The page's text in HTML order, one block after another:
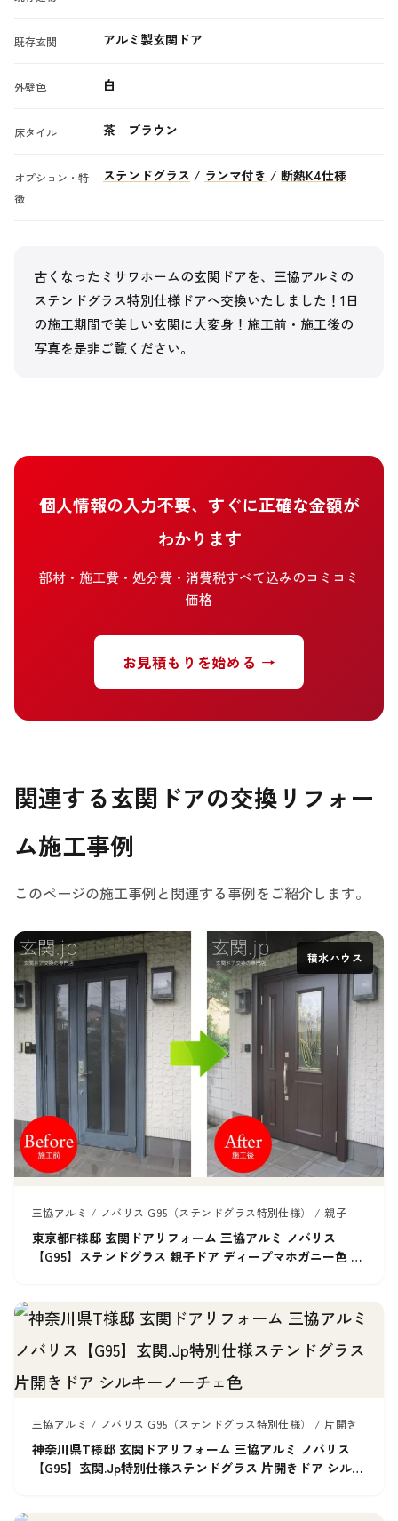
既存玄関 アルミ製玄関ドア
外壁色 白
床タイル 茶 ブラウン
オプション・特
徴
ステンドグラス / ランマ付き / 断熱K4仕様
古くなったミサワホームの玄関ドアを、三協アルミの
ステンドグラス特別仕様ドアへ交換いたしました！1日
の施工期間で美しい玄関に大変身！施工前・施工後の
写真を是非ご覧ください。
個人情報の入力不要、すぐに正確な金額が
わかります
部材・施工費・処分費・消費税すべて込みのコミコミ
価格
お見積もりを始める →
関連する玄関ドアの交換リフォー
ム施工事例
このページの施工事例と関連する事例をご紹介します。
積水ハウス
三協アルミ / ノバリス G95（ステンドグラス特別仕様） / 親子
東京都F様邸 玄関ドアリフォーム 三協アルミ ノバリス
【G95】ステンドグラス 親子ドア ディープマホガニー色 ＊
三協アルミ / ノバリス G95（ステンドグラス特別仕様） / 片開き
神奈川県T様邸 玄関ドアリフォーム 三協アルミ ノバリス
【G95】玄関.Jp特別仕様ステンドグラス 片開きドア シルキ